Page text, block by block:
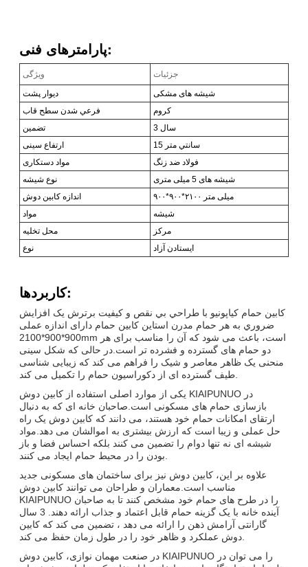
پارامترهای فنی:
ویژگی
جزئیات
دیوار پشت
شیشه های مشکی
فرعي شدن سطح قاب
کروم
تضمین
3 سال
ارتفاع سینی
15 سانتي متر
مواد دستکاری
فولاد ضد زنگ
نوع شیشه
شیشه های 5 میلی متری
اندازه کابین دوش
۹۰۰*۹۰۰*۲۱۰۰ میلی متر
مواد
شیشه
محل تخلیه
مرکز
نوع
ایستادن آزاد
کاربردها:
کابين حمام کياپونيو با طراحي بي نقص و کيفيت برترش يک افزايش
ضروري به هر حمام مدرن استاین کابین حمام دارای اندازه عملی
900*900*2100mm است، باعث می شود که آن را مناسب برای هر
دو حمام های گسترده و فشرده تر است.در حالی که شکل سینی
منحنی یک ظاهر معاصر و شیک را فراهم می کند که زیبایی شناسی
یکی از موارد اصلی استفاده از کابین دوش KIAIPUNUO در
بازسازی حمام های مسکونی است.صاحبان خانه ای که به دنبال
ارتقای امکانات حمام خود هستند، می دانند که کابین دوش یک راه
حل عملی و زیبا است که ارزش بیشتری به اموالشان می دهد.مواد
شیشه ای نه تنها دوام را تضمین می کنند بلکه احساس فضا و باز
علاوه بر این، کابین دوش نیز برای ساختمان های مسکونی جدید
مناسب است.معماران و طراحان می توانند کابین دوش
KIAIPUNUO را در طرح های حمام خود مشخص کنند تا به صاحبان
آینده خانه با یک گزینه حمام قابل اعتماد و جذاب ارائه دهند. 3 سال
گارانتی آرامش ذهن را ارائه می دهد ، تضمین می کند که کابین
در صنعت مهمان نوازی، کابین دوش KIAIPUNUO را می توان در